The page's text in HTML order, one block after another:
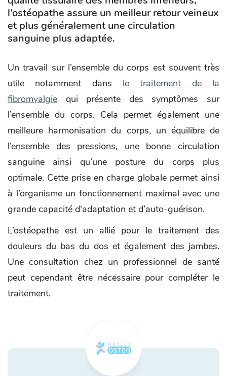
l’ostéopathe assure un meilleur retour veineux
et plus généralement une circulation
sanguine plus adaptée.
Un travail sur l’ensemble du corps est souvent très
utile notamment dans le traitement de la
fibromyalgie qui présente des symptômes sur
l’ensemble du corps. Cela permet également une
meilleure harmonisation du corps, un équilibre de
l’ensemble des pressions, une bonne circulation
sanguine ainsi qu’une posture du corps plus
optimale. Cette prise en charge globale permet ainsi
à l’organisme un fonctionnement maximal avec une
grande capacité d'adaptation et d’auto-guérison.
L’ostéopathe est un allié pour le traitement des
douleurs du bas du dos et également des jambes.
Une consultation chez un professionnel de santé
peut cependant être nécessaire pour compléter le
traitement.